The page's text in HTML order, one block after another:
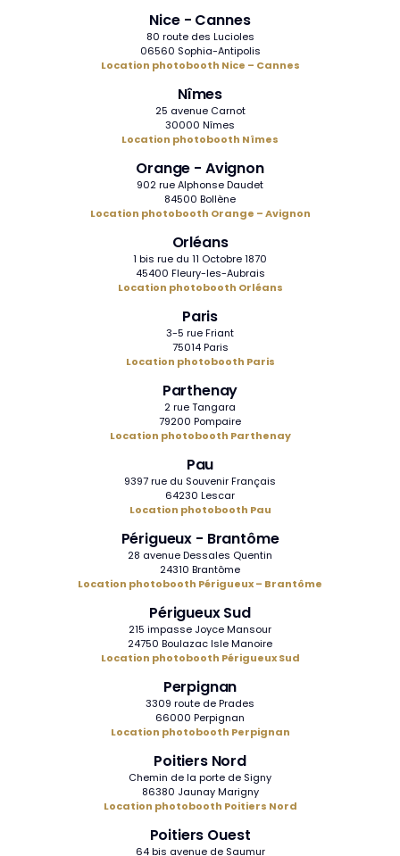
Nice - Cannes
80 route des Lucioles
06560 Sophia-Antipolis
Location photobooth Nice – Cannes
Nîmes
25 avenue Carnot
30000 Nîmes
Location photobooth Nîmes
Orange - Avignon
902 rue Alphonse Daudet
84500 Bollène
Location photobooth Orange – Avignon
Orléans
1 bis rue du 11 Octobre 1870
45400 Fleury-les-Aubrais
Location photobooth Orléans
Paris
3-5 rue Friant
75014 Paris
Location photobooth Paris
Parthenay
2 rue Tangara
79200 Pompaire
Location photobooth Parthenay
Pau
9397 rue du Souvenir Français
64230 Lescar
Location photobooth Pau
Périgueux - Brantôme
28 avenue Dessales Quentin
24310 Brantôme
Location photobooth Périgueux – Brantôme
Périgueux Sud
215 impasse Joyce Mansour
24750 Boulazac Isle Manoire
Location photobooth Périgueux Sud
Perpignan
3309 route de Prades
66000 Perpignan
Location photobooth Perpignan
Poitiers Nord
Chemin de la porte de Signy
86380 Jaunay Marigny
Location photobooth Poitiers Nord
Poitiers Ouest
64 bis avenue de Saumur